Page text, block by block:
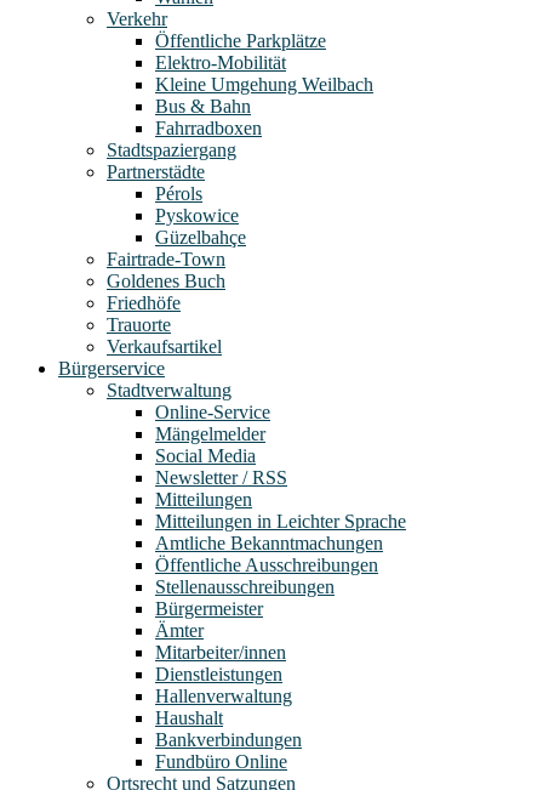
Verkehr
Öffentliche Parkplätze
Elektro-Mobilität
Kleine Umgehung Weilbach
Bus & Bahn
Fahrradboxen
Stadtspaziergang
Partnerstädte
Pérols
Pyskowice
Güzelbahçe
Fairtrade-Town
Goldenes Buch
Friedhöfe
Trauorte
Verkaufsartikel
Bürgerservice
Stadtverwaltung
Online-Service
Mängelmelder
Social Media
Newsletter / RSS
Mitteilungen
Mitteilungen in Leichter Sprache
Amtliche Bekanntmachungen
Öffentliche Ausschreibungen
Stellenausschreibungen
Bürgermeister
Ämter
Mitarbeiter/innen
Dienstleistungen
Hallenverwaltung
Haushalt
Bankverbindungen
Fundbüro Online
Ortsrecht und Satzungen